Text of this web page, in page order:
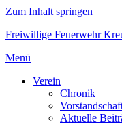
Zum Inhalt springen
Freiwillige Feuerwehr
Menü
Verein
Chronik
Aktuelle